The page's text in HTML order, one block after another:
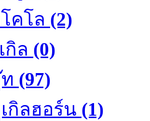
คโล (2)
กิล (0)
(97)
กิลฮอร์น (1)